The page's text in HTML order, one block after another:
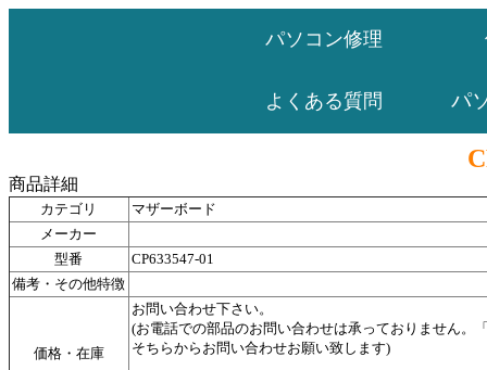
パソコン修理
よくある質問 パ
商品詳細
カテゴリ
マザーボード
メーカー
型番
CP633547-01
備考・その他特徴
価格・在庫
お問い合わせ下さい。
(お電話での部品のお問い合わせは承っておりません。
そちらからお問い合わせお願い致します)